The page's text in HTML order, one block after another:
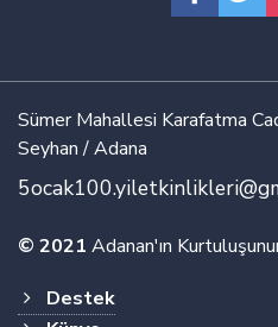
Sümer Mahallesi Karafatma
Seyhan / Adana
© 2021 Adanan'ın
Destek